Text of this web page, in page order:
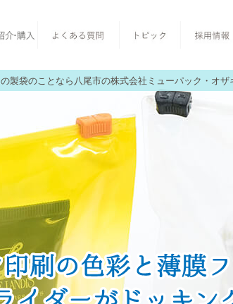
製袋のことなら八尾市の株式会社ミューパック・オザ